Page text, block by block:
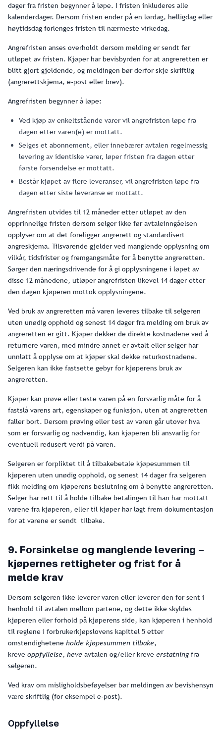
dager fra fristen begynner å løpe. I fristen inkluderes alle
kalenderdager. Dersom fristen ender på en lørdag, helligdag eller
høytidsdag forlenges fristen til nærmeste virkedag.
Angrefristen anses overholdt dersom melding er sendt før
utløpet av fristen. Kjøper har bevisbyrden for at angreretten er
blitt gjort gjeldende, og meldingen bør derfor skje skriftlig
(angrerettskjema, e-post eller brev).
Angrefristen begynner å løpe:
Ved kjøp av enkeltstående varer vil angrefristen løpe fra
dagen etter varen(e) er mottatt.
Selges et abonnement, eller innebærer avtalen regelmessig
levering av identiske varer, løper fristen fra dagen etter
første forsendelse er mottatt.
Består kjøpet av flere leveranser, vil angrefristen løpe fra
dagen etter siste leveranse er mottatt.
Angrefristen utvides til 12 måneder etter utløpet av den
opprinnelige fristen dersom selger ikke før avtaleinngåelsen
opplyser om at det foreligger angrerett og standardisert
angreskjema. Tilsvarende gjelder ved manglende opplysning om
vilkår, tidsfrister og fremgangsmåte for å benytte angreretten.
Sørger den næringsdrivende for å gi opplysningene i løpet av
disse 12 månedene, utløper angrefristen likevel 14 dager etter
den dagen kjøperen mottok opplysningene.
Ved bruk av angreretten må varen leveres tilbake til selgeren
uten unødig opphold og senest 14 dager fra melding om bruk av
angreretten er gitt. Kjøper dekker de direkte kostnadene ved å
returnere varen, med mindre annet er avtalt eller selger har
unnlatt å opplyse om at kjøper skal dekke returkostnadene.
Selgeren kan ikke fastsette gebyr for kjøperens bruk av
angreretten.
Kjøper kan prøve eller teste varen på en forsvarlig måte for å
fastslå varens art, egenskaper og funksjon, uten at angreretten
faller bort. Dersom prøving eller test av varen går utover hva
som er forsvarlig og nødvendig, kan kjøperen bli ansvarlig for
eventuell redusert verdi på varen.
Selgeren er forpliktet til å tilbakebetale kjøpesummen til
kjøperen uten unødig opphold, og senest 14 dager fra selgeren
fikk melding om kjøperens beslutning om å benytte angreretten.
Selger har rett til å holde tilbake betalingen til han har mottatt
varene fra kjøperen, eller til kjøper har lagt frem dokumentasjon
for at varene er sendt tilbake.
9. Forsinkelse og manglende levering –
kjøpernes rettigheter og frist for å
melde krav
Dersom selgeren ikke leverer varen eller leverer den for sent i
henhold til avtalen mellom partene, og dette ikke skyldes
kjøperen eller forhold på kjøperens side, kan kjøperen i henhold
til reglene i forbrukerkjøpslovens kapittel 5 etter
omstendighetene holde kjøpesummen tilbake,
kreve oppfyllelse, heve avtalen og/eller kreve erstatning fra
selgeren.
Ved krav om misligholdsbeføyelser bør meldingen av bevishensyn
være skriftlig (for eksempel e-post).
Oppfyllelse